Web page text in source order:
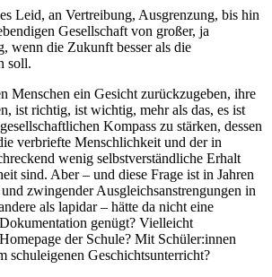
Leid, an Vertreibung, Ausgrenzung, bis hin
Gesellschaft von großer, ja
wenn die Zukunft besser als die
soll.
Menschen ein Gesicht zurückzugeben, ihre
ist richtig, ist wichtig, mehr als das, es ist
Kompass zu stärken, dessen
verbriefte Menschlichkeit und der in
wenig selbstverständliche Erhalt
sind. Aber – und diese Frage ist in Jahren
zwingender Ausgleichsanstrengungen in
als lapidar – hätte da nicht eine
genügt? Vielleicht
der Schule? Mit Schüler:innen
schuleigenen Geschichtsunterricht?